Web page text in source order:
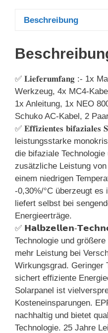
Beschreibung
✅ 𝐋𝐢𝐞𝐟𝐞𝐫𝐮𝐦𝐟𝐚𝐧𝐠 :- 1x
Werkzeug, 4x MC4-
1x Anleitung, 1x NEO
Schuko AC-Kabel, 2
✅ 𝐄𝐟𝐟𝐢𝐳𝐢𝐞𝐧𝐭𝐞𝐬
leistungsstarke
die bifaziale
zusätzliche Leistung
einem niedrigen
-0,30%/°C überzeugt es
liefert selbst bei
Energieerträge.
✅ 𝗛𝗮𝗹𝗯𝘇𝗲𝗹𝗹𝗲𝗻-
Technologie und
mehr Leistung bei
Wirkungsgrad. Geringer
sichert effiziente
Solarpanel ist
Kosteneinsparungen.
nachhaltig und bietet
Technologie. 25 Jahre